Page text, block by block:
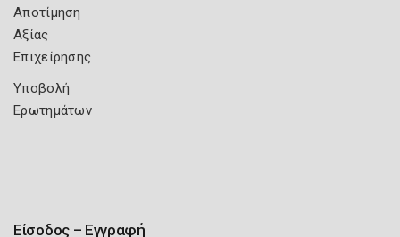
Αποτίμηση
Αξίας
Επιχείρησης
Υποβολή
Ερωτημάτων
Είσοδος – Εγγραφή